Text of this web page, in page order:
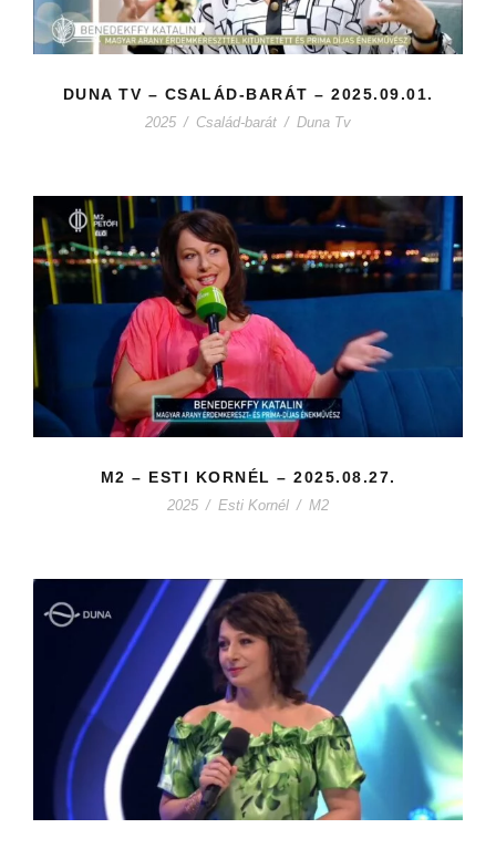
DUNA TV – CSALÁD-BARÁT – 2025.09.01.
2025 / Család-barát / Duna Tv
M2 – ESTI KORNÉL – 2025.08.27.
2025 / Esti Kornél / M2